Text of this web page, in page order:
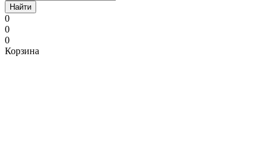
Найти
0
0
0
Корзина